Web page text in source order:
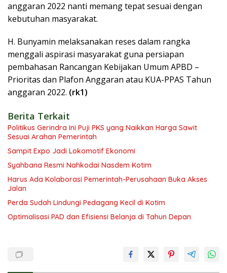
anggaran 2022 nanti memang tepat sesuai dengan
kebutuhan masyarakat.
H. Bunyamin melaksanakan reses dalam rangka
menggali aspirasi masyarakat guna persiapan
pembahasan Rancangan Kebijakan Umum APBD –
Prioritas dan Plafon Anggaran atau KUA-PPAS Tahun
anggaran 2022. (rk1)
Berita Terkait
Politikus Gerindra Ini Puji PKS yang Naikkan Harga Sawit
Sesuai Arahan Pemerintah
Sampit Expo Jadi Lokomotif Ekonomi
Syahbana Resmi Nahkodai Nasdem Kotim
Harus Ada Kolaborasi Pemerintah-Perusahaan Buka Akses
Jalan
Perda Sudah Lindungi Pedagang Kecil di Kotim
Optimalisasi PAD dan Efisiensi Belanja di Tahun Depan